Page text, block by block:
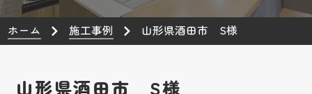
ホーム 施工事例 山形県酒田市 S様
山形県酒田市 S様